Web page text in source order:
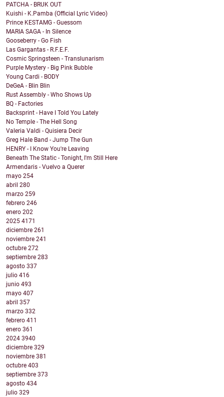
PATCHA - BRUK OUT
Kuishi - K.Pamba (Official Lyric Video)
Prince KESTAMG - Guessom
MARIA SAGA - In Silence
Gooseberry - Go Fish
Las Gargantas - R.F.E.F.
Cosmic Springsteen - Translunarism
Purple Mystery - Big Pink Bubble
Young Cardi - BODY
DeGeA - Blin Blin
Rust Assembly - Who Shows Up
BQ - Factories
Backsprint - Have I Told You Lately
No Temple - The Hell Song
Valeria Valdi - Quisiera Decir
Greg Hale Band - Jump The Gun
HENRY - I Know You're Leaving
Beneath The Static - Tonight, I'm Still Here
Armendaris - Vuelvo a Querer
mayo 254
abril 280
marzo 259
febrero 246
enero 202
2025 4171
diciembre 261
noviembre 241
octubre 272
septiembre 283
agosto 337
julio 416
junio 493
mayo 407
abril 357
marzo 332
febrero 411
enero 361
2024 3940
diciembre 329
noviembre 381
octubre 403
septiembre 373
agosto 434
julio 329